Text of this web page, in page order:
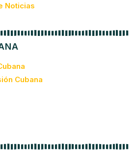
Noticias
Cubana